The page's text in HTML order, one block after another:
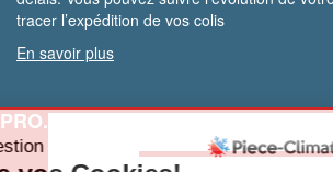
tracer l’expédition de vos colis
En savoir plus
PRO.